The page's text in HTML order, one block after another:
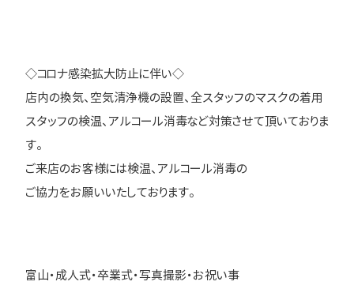
◇コロナ感染拡大防止に伴い◇
店内の換気、空気清浄機の設置、全スタッフのマスクの着用
スタッフの検温、アルコール消毒など対策させて頂いておりま
す。
ご来店のお客様には検温、アルコール消毒の
ご協力をお願いいたしております。
富山・成人式・卒業式・写真撮影・お祝い事